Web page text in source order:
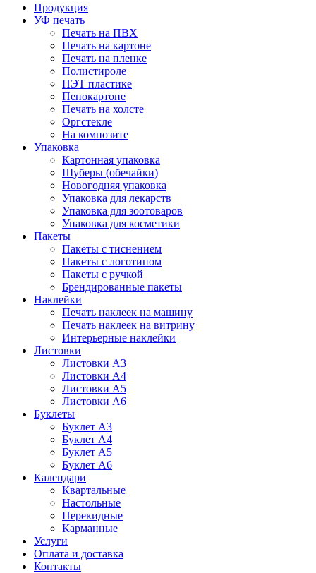
Продукция
УФ печать
Печать на ПВХ
Печать на картоне
Печать на пленке
Полистироле
ПЭТ пластике
Пенокартоне
Печать на холсте
Оргстекле
На композите
Упаковка
Картонная упаковка
Шуберы (обечайки)
Новогодняя упаковка
Упаковка для лекарств
Упаковка для зоотоваров
Упаковка для косметики
Пакеты
Пакеты с тиснением
Пакеты с логотипом
Пакеты с ручкой
Брендированные пакеты
Наклейки
Печать наклеек на машину
Печать наклеек на витрину
Интерьерные наклейки
Листовки
Листовки А3
Листовки А4
Листовки А5
Листовки А6
Буклеты
Буклет А3
Буклет А4
Буклет А5
Буклет А6
Календари
Квартальные
Настольные
Перекидные
Карманные
Услуги
Оплата и доставка
Контакты